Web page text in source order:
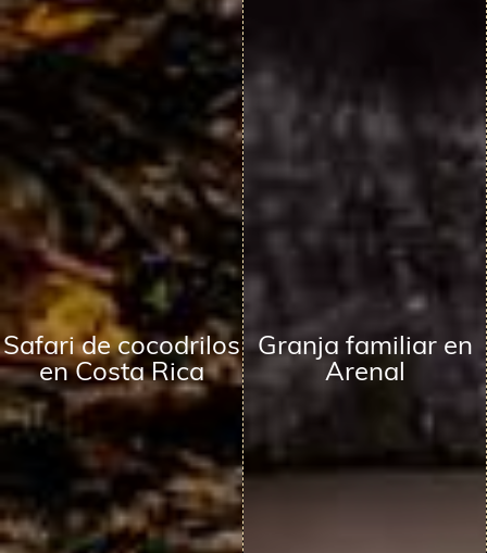
Safari de cocodrilos
en Costa Rica
Granja familiar en
Arenal